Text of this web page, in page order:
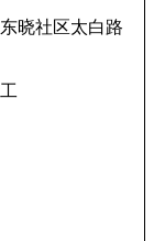
晓社区太白路